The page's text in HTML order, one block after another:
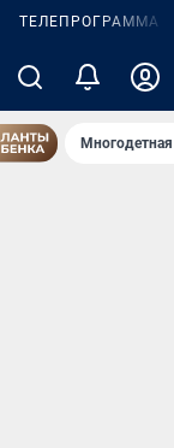
ТЕЛЕПРОГРАММА